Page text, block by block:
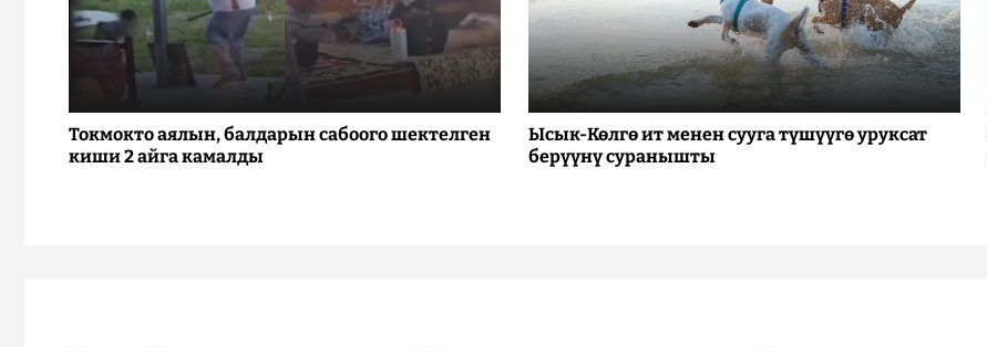
Токмокто аялын, балдарын сабоого шектелген
киши 2 айга камалды
Ысык-Көлгө ит менен сууга түшүүгө уруксат
берүүнү суранышты